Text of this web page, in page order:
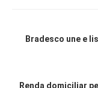
Bradesco une e
Renda domiciliar